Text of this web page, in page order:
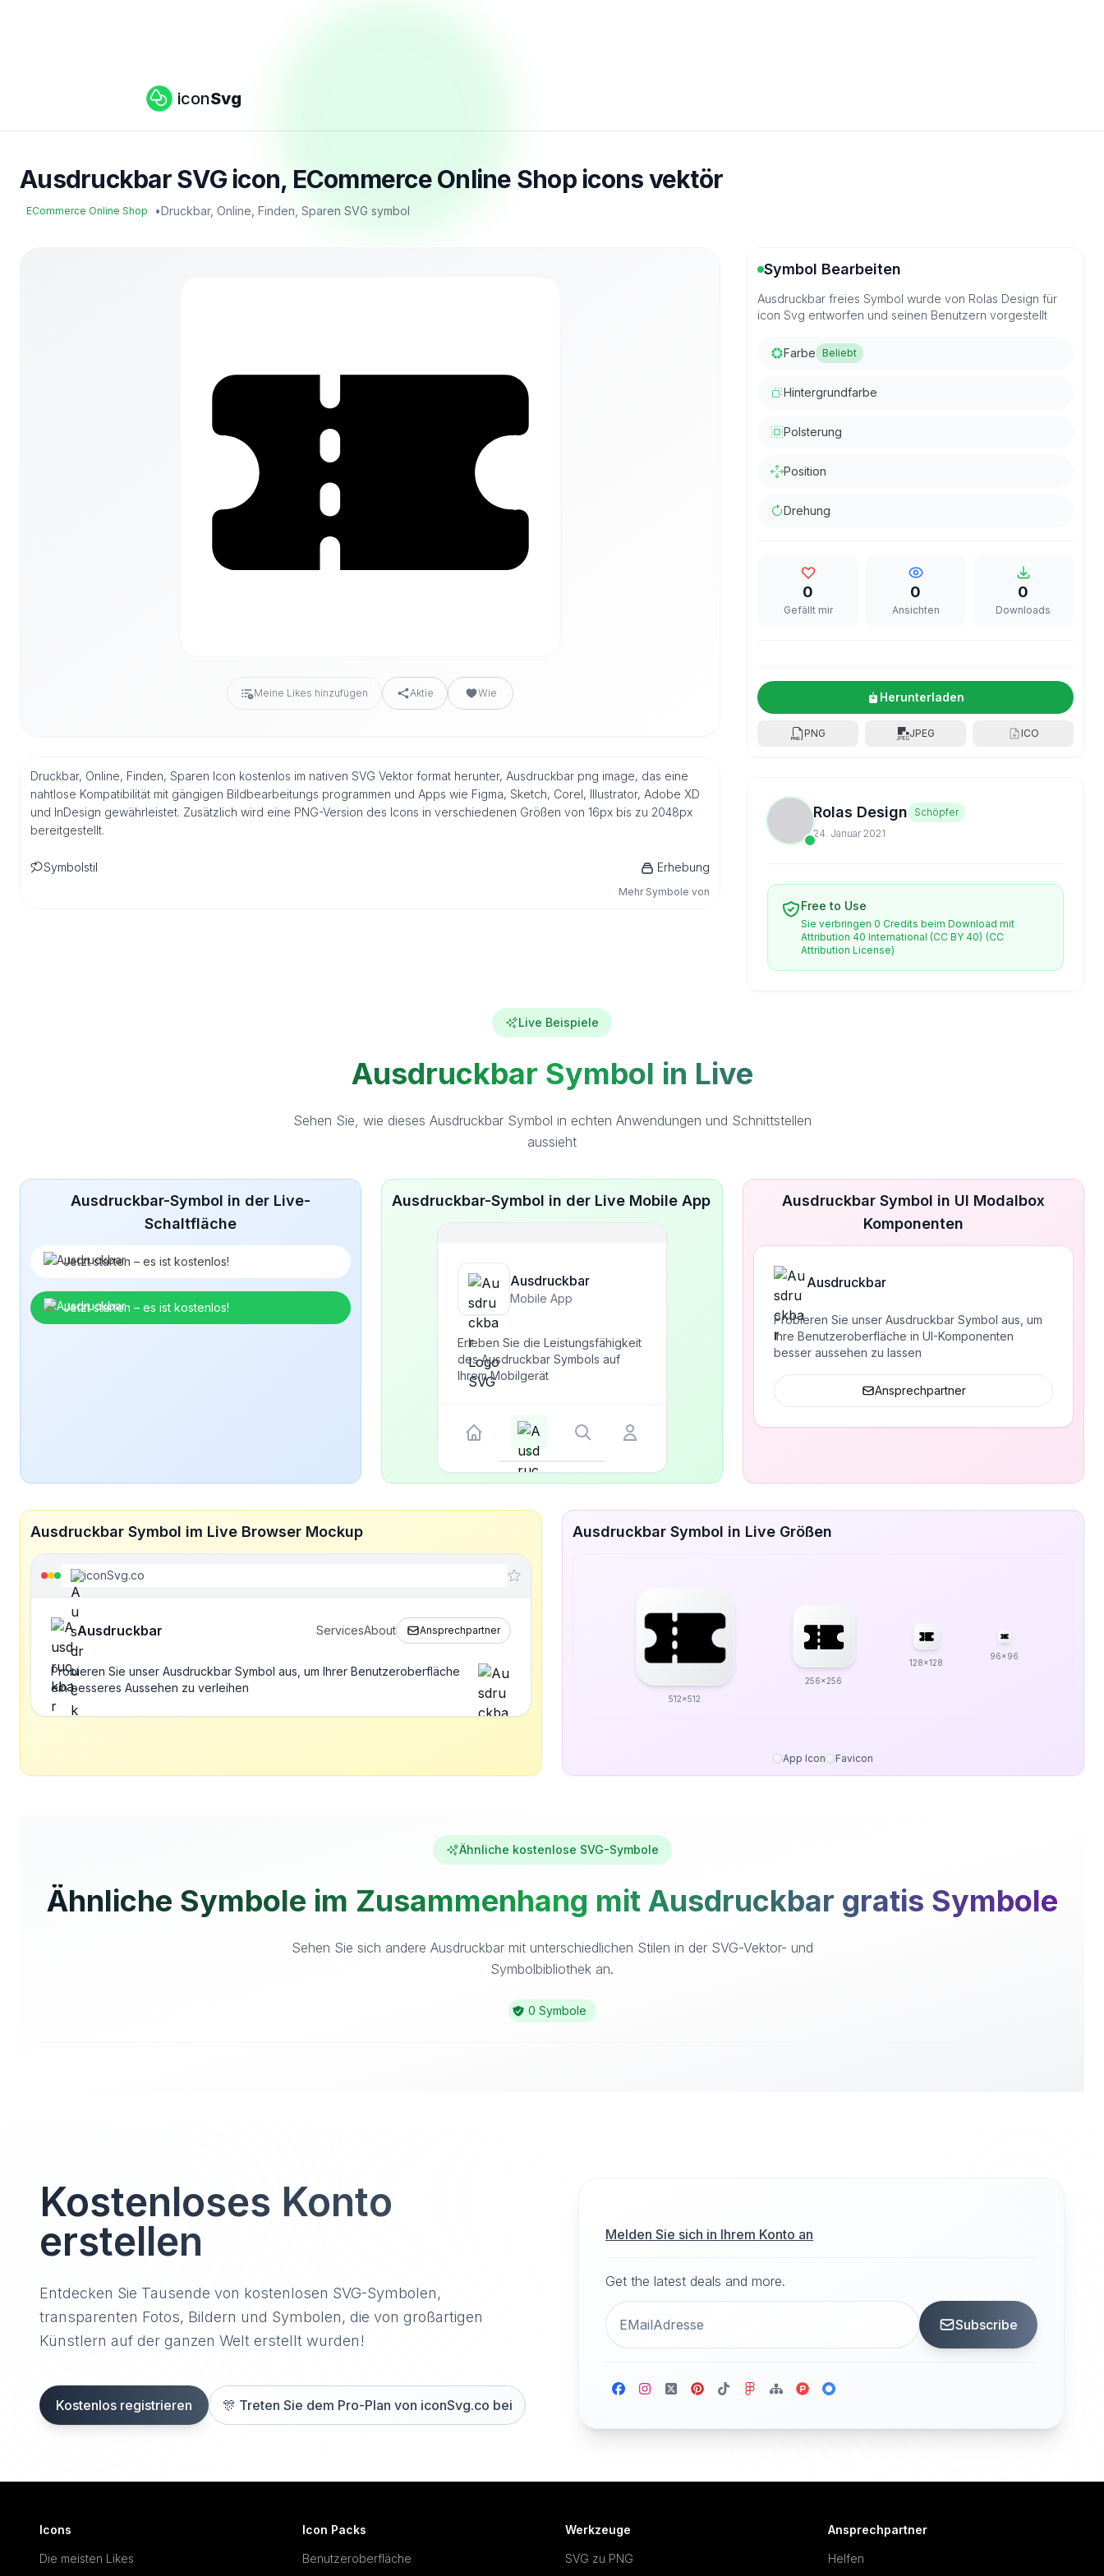
iconSvg
Ausdruckbar SVG icon, ECommerce Online Shop icons vektör
ECommerce Online Shop •Druckbar, Online, Finden, Sparen SVG symbol
Meine Likes hinzufügen Aktie Wie
Druckbar, Online, Finden, Sparen Icon kostenlos im nativen SVG Vektor format herunter, Ausdruckbar png image, das eine
nahtlose Kompatibilität mit gängigen Bildbearbeitungs programmen und Apps wie Figma, Sketch, Corel, Illustrator, Adobe XD
und InDesign gewährleistet. Zusätzlich wird eine PNG-Version des Icons in verschiedenen Größen von 16px bis zu 2048px
bereitgestellt.
Symbolstil Erhebung
Mehr Symbole von
Symbol Bearbeiten
Ausdruckbar freies Symbol wurde von Rolas Design für
icon Svg entworfen und seinen Benutzern vorgestellt
Farbe Beliebt
Hintergrundfarbe
Polsterung
Position
Drehung
0
Gefällt mir
0
Ansichten
0
Downloads
Herunterladen
PNG JPEG ICO
Rolas Design Schöpfer
24. Januar 2021
Free to Use
Sie verbringen 0 Credits beim Download mit
Attribution 40 International (CC BY 40) (CC
Attribution License)
Live Beispiele
Ausdruckbar Symbol in Live
Sehen Sie, wie dieses Ausdruckbar Symbol in echten Anwendungen und Schnittstellen
aussieht
Ausdruckbar-Symbol in der Live-
Schaltfläche
Jetzt starten – es ist kostenlos!
Jetzt starten – es ist kostenlos!
Ausdruckbar-Symbol in der Live Mobile App
Ausdruckbar
Mobile App
Erleben Sie die Leistungsfähigkeit
des Ausdruckbar Symbols auf
Ihrem Mobilgerät
Ausdruckbar Symbol in UI Modalbox
Komponenten
Ausdruckbar
Probieren Sie unser Ausdruckbar Symbol aus, um
Ihre Benutzeroberfläche in UI-Komponenten
besser aussehen zu lassen
Ansprechpartner
Ausdruckbar Symbol im Live Browser Mockup
iconSvg.co
Ausdruckbar ServicesAbout Ansprechpartner
Probieren Sie unser Ausdruckbar Symbol aus, um Ihrer Benutzeroberfläche
ein besseres Aussehen zu verleihen
Ausdruckbar Symbol in Live Größen
512x512
256x256
128x128
96x96
App Icon Favicon
Ähnliche kostenlose SVG-Symbole
Ähnliche Symbole im Zusammenhang mit Ausdruckbar gratis Symbole
Sehen Sie sich andere Ausdruckbar mit unterschiedlichen Stilen in der SVG-Vektor- und
Symbolbibliothek an.
0 Symbole
Kostenloses Konto
erstellen
Entdecken Sie Tausende von kostenlosen SVG-Symbolen,
transparenten Fotos, Bildern und Symbolen, die von großartigen
Künstlern auf der ganzen Welt erstellt wurden!
Kostenlos registrieren 🎊 Treten Sie dem Pro-Plan von iconSvg.co bei
Melden Sie sich in Ihrem Konto an
Get the latest deals and more.
Subscribe
Icons
Die meisten Likes
Icon Packs
Benutzeroberfläche
Werkzeuge
SVG zu PNG
Ansprechpartner
Helfen